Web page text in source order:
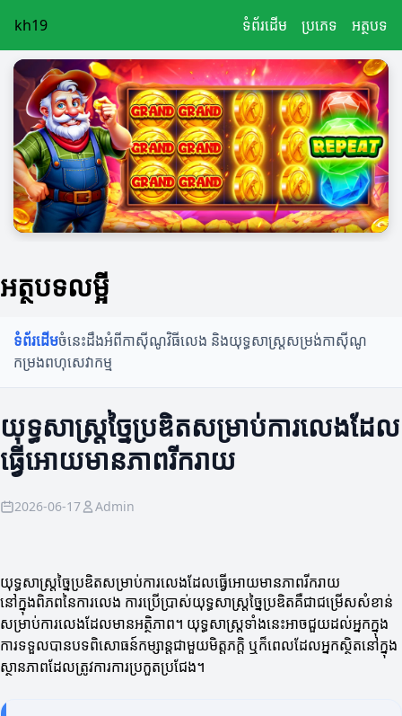
kh19 ទំព័រដើម ប្រភេទ អត្ថបទ
អត្ថបទលម្អី
ទំព័រដើមចំនេះដឹងអំពីកាស៊ីណូវិធីលេង និងយុទ្ធសាស្ត្រសម្រង់កាស៊ីណូ
កម្រងពហុសេវាកម្ម
យុទ្ធសាស្ត្រច្នៃប្រឌិតសម្រាប់ការលេងដែល
ធ្វើអោយមានភាពរីករាយ
2026-06-17 Admin
យុទ្ធសាស្ត្រច្នៃប្រឌិតសម្រាប់ការលេងដែលធ្វើអោយមានភាពរីករាយ
នៅក្នុងពិភពនៃការលេង ការប្រើប្រាស់យុទ្ធសាស្ត្រច្នៃប្រឌិតគឺជាជម្រើសសំខាន់
សម្រាប់ការលេងដែលមានអត្ថិភាព។ យុទ្ធសាស្ត្រទាំងនេះអាចជួយដល់អ្នកក្នុង
ការទទួលបានបទពិសោធន៍កម្សាន្តជាមួយមិត្តភក្តិ ឬក៏ពេលដែលអ្នកស្ថិតនៅក្នុង
ស្ថានភាពដែលត្រូវការការប្រកួតប្រជែង។